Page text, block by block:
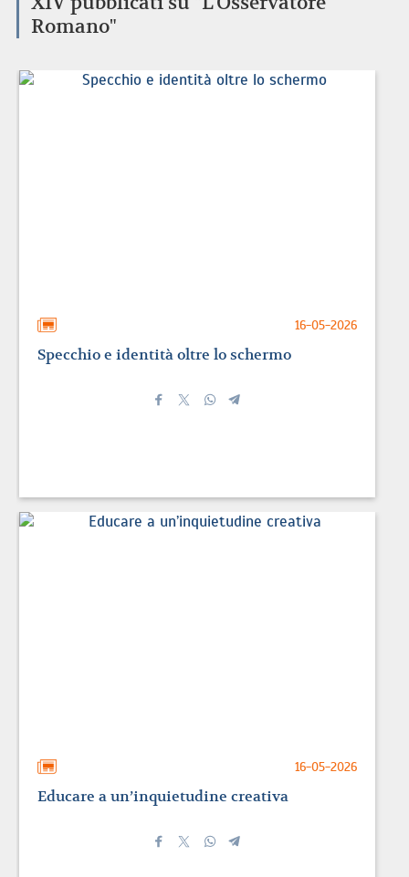
Romano"
16-05-2026
Specchio e identità oltre lo schermo
16-05-2026
Educare a un’inquietudine creativa